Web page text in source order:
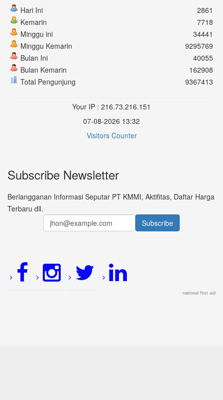
Hari Ini
Kemarin
Minggu ini
Minggu Kemarin
Bulan Ini
Bulan Kemarin
Total Pengunjung
2861
7718
34441
9295769
40055
162908
9367413
Your IP : 216.73.216.151
07-08-2026 13:32
Visitors Counter
Subscribe Newsletter
Berlangganan Informasi Seputar PT KMMI, Aktifitas, Daftar Harga
Terbaru dll.
national first aid